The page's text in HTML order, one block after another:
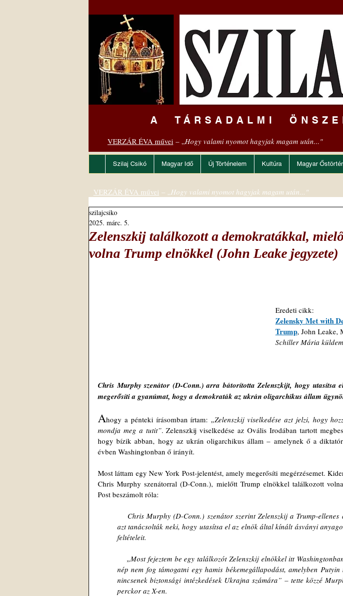
A TÁRSADALMI
VERZÁR ÉVA művei – „Hogy valami nyomot hagyjak magam után..."
Szilaj Csikó Magyar Idő Új Történelem Kultúra Magyar
Zelenszkij találkozott a demokratákkal,
volna Trump elnökkel (John Leake jegyzete)
szilajcsiko
2025. márc. 5.
Eredeti cikk:
Zelensky Met with
Trump, John Leake,
Schiller Mária
Chris Murphy szenátor (D-Conn.) arra bátorította Zelenszkijt, hogy utasítsa
megerősíti a gyanúmat, hogy a demokraták az ukrán oligarchikus állam
Ahogy a pénteki írásomban írtam: „Zelenszkij viselkedése azt jelzi, hogy
mondja meg a tutit”. Zelenszkij viselkedése az Ovális Irodában tartott
hogy bízik abban, hogy az ukrán oligarchikus állam – amelynek ő a
évben Washingtonban ő irányít.
Most láttam egy New York Post-jelentést, amely megerősíti megérzésemet.
Chris Murphy szenátorral (D-Conn.), mielőtt Trump elnökkel találkozott
Post beszámolt róla:
azt tanácsolták neki, hogy utasítsa el az elnök által kínált ásványi
feltételeit.
nép nem fog támogatni egy hamis békemegállapodást, amelyben
nincsenek biztonsági intézkedések Ukrajna számára” – tette közzé
perckor az X-en.
VERZÁR ÉVA művei – „Hogy valami nyomot hagyjak magam után..."